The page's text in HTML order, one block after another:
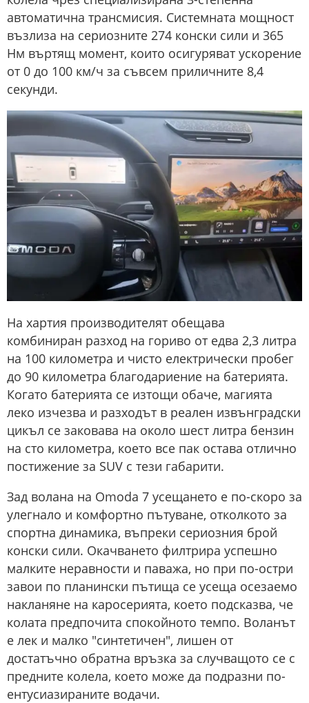
автоматична трансмисия. Системната мощност
възлиза на сериозните 274 конски сили и 365
Нм въртящ момент, които осигуряват ускорение
от 0 до 100 км/ч за съвсем приличните 8,4
секунди.
На хартия производителят обещава
комбиниран разход на гориво от едва 2,3 литра
на 100 километра и чисто електрически пробег
до 90 километра благодариение на батерията.
Когато батерията се изтощи обаче, магията
леко изчезва и разходът в реален извънградски
цикъл се заковава на около шест литра бензин
на сто километра, което все пак остава отлично
постижение за SUV с тези габарити.
Зад волана на Omoda 7 усещането е по-скоро за
улегнало и комфортно пътуване, отколкото за
спортна динамика, въпреки сериозния брой
конски сили. Окачването филтрира успешно
малките неравности и паважа, но при по-остри
завои по планински пътища се усеща осезаемо
накланяне на каросерията, което подсказва, че
колата предпочита спокойното темпо. Воланът
е лек и малко "синтетичен", лишен от
достатъчно обратна връзка за случващото се с
предните колела, което може да подразни по-
ентусиазираните водачи.